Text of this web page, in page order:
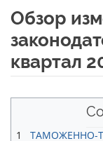
Обзор
квартал
Перейти к:
1
ТАМОЖЕННО-